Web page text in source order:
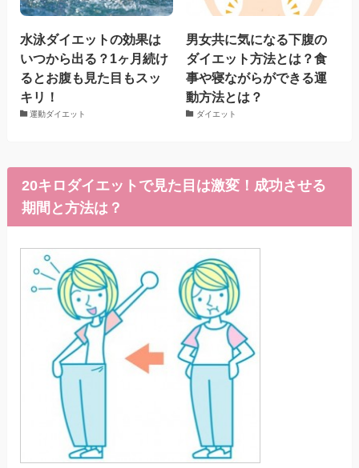
水泳ダイエットの効果は
いつから出る？1ヶ月続け
るとお腹も見た目もスッ
キリ！
運動ダイエット
男女共に気になる下腹の
ダイエット方法とは？食
事や寝ながらができる運
動方法とは？
ダイエット
20キロダイエットで見た目は激変！成功させる
期間と方法は？